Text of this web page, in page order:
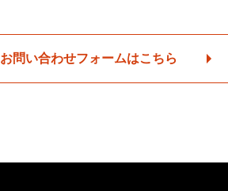
お問い合わせフォームはこちら